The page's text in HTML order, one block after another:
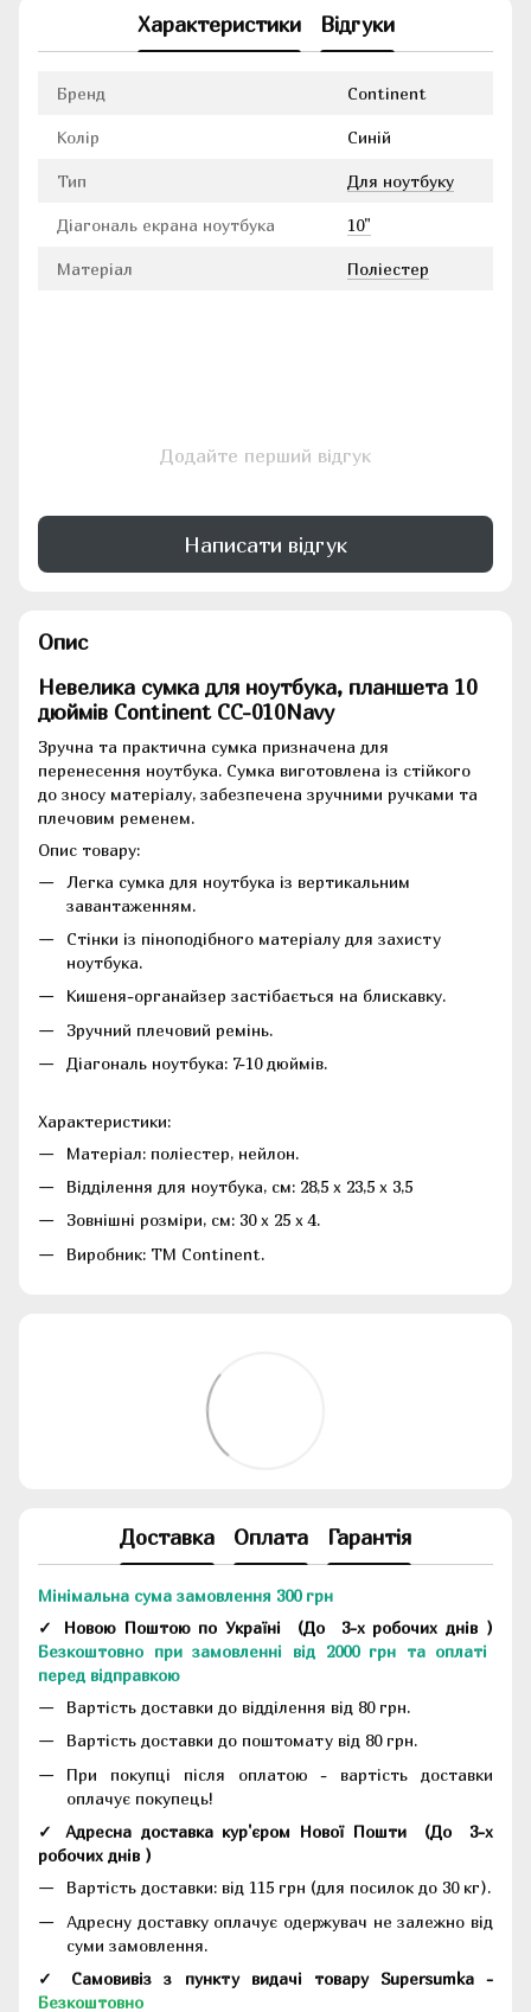
Характеристики Відгуки
Бренд Continent
Колір Синій
Тип Для ноутбуку
Діагональ екрана ноутбука 10"
Матеріал Поліестер
Додайте перший відгук
Написати відгук
Опис
Невелика сумка для ноутбука, планшета 10
дюймів Continent CC-010Navy
Зручна та практична сумка призначена для
перенесення ноутбука. Сумка виготовлена ​​із стійкого
до зносу матеріалу, забезпечена зручними ручками та
плечовим ременем.
Опис товару:
Легка сумка для ноутбука із вертикальним
завантаженням.
Стінки із піноподібного матеріалу для захисту
ноутбука.
Кишеня-органайзер застібається на блискавку.
Зручний плечовий ремінь.
Діагональ ноутбука: 7-10 дюймів.
Характеристики:
Матеріал: поліестер, нейлон.
Відділення для ноутбука, см: 28,5 х 23,5 х 3,5
Зовнішні розміри, см: 30 x 25 x 4.
Виробник: ТМ Continent.
Доставка Оплата Гарантія
Мінімальна сума замовлення 300 грн
✓ Новою Поштою по Україні (До 3-х робочих днів )
Безкоштовно при замовленні від 2000 грн та оплаті
перед відправкою
Вартість доставки до відділення від 80 грн.
Вартість доставки до поштомату від 80 грн.
При покупці після оплатою - вартість доставки
оплачує покупець!
✓ Адресна доставка кур'єром Нової Пошти (До 3-х
робочих днів )
Вартість доставки: від 115 грн (для посилок до 30 кг).
Адресну доставку оплачує одержувач не залежно від
суми замовлення.
✓ Самовивіз з пункту видачі товару Supersumka -
Безкоштовно